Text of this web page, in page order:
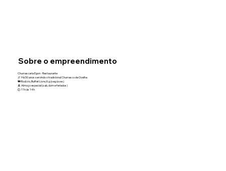
Sobre o empreendimento
Churrascaria Egon - Restaurante
🍖 Há 50 anos servindo o tradicional Churrasco de Ovelha
🍽️ Rodízio, Buffet Livre, Kg (seg à sex)
🍝 Almoço especial (sab, dom e feriados)
🕑 11h às 14h